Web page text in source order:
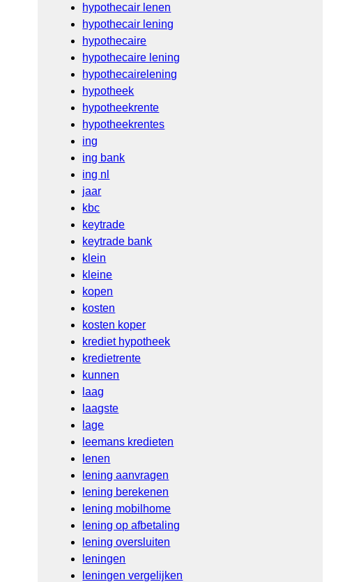
hypothecair lenen
hypothecair lening
hypothecaire
hypothecaire lening
hypothecairelening
hypotheek
hypotheekrente
hypotheekrentes
ing
ing bank
ing nl
jaar
kbc
keytrade
keytrade bank
klein
kleine
kopen
kosten
kosten koper
krediet hypotheek
kredietrente
kunnen
laag
laagste
lage
leemans kredieten
lenen
lening aanvragen
lening berekenen
lening mobilhome
lening op afbetaling
lening oversluiten
leningen
leningen vergelijken